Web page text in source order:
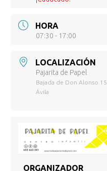
HORA
07:30 - 17:00
LOCALIZACIÓN
Pajarita de Papel
Bajada de Don Alonso 15,
Ávila
ORGANIZADOR